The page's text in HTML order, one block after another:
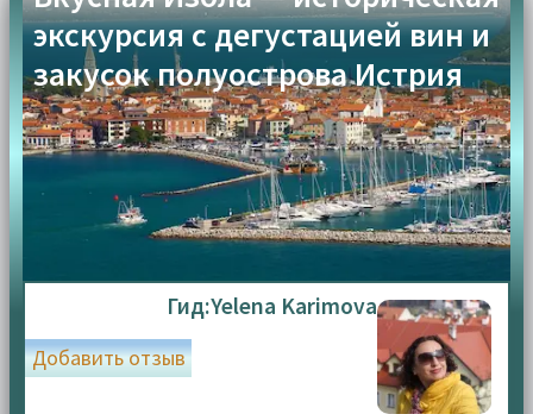
экскурсия с дегустацией вин и
закусок полуострова Истрия
Гид:Yelena Karimova
Добавить отзыв